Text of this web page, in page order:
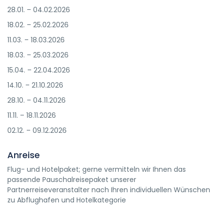
28.01. – 04.02.2026
18.02. – 25.02.2026
11.03. – 18.03.2026
18.03. – 25.03.2026
15.04. – 22.04.2026
14.10. – 21.10.2026
28.10. – 04.11.2026
11.11. – 18.11.2026
02.12. – 09.12.2026
Anreise
Flug- und Hotelpaket; gerne vermitteln wir Ihnen das
passende Pauschalreisepaket unserer
Partnerreiseveranstalter nach Ihren individuellen Wünschen
zu Abflughafen und Hotelkategorie